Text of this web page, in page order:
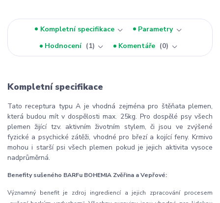
Kompletní specifikace
Parametry
Hodnocení
1 Komentáře 0
Kompletní specifikace
Tato receptura typu A je vhodná zejména pro štěňata plemen,
která budou mít v dospělosti max. 25kg. Pro dospělé psy všech
plemen žijící tzv. aktivním životním stylem, či jsou ve zvýšené
fyzické a psychické zátěži, vhodné pro březí a kojící feny. Krmivo
mohou i starší psi všech plemen pokud je jejich aktivita vysoce
nadprůměrná.
Benefity sušeného BARFu BOHEMIA Zvěřina a Vepřové:
Významný benefit je zdroj ingrediencí a jejich zpracování procesem